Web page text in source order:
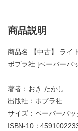
商品説明
商品名:【中古】 ライ
ポプラ社 [ペーパーバ
著者：おき たかし
出版社：ポプラ社
サイズ：ペーパーバッ
ISBN-10：